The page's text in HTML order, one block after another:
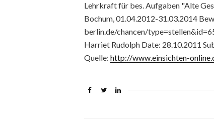
Lehrkraft für bes. Aufgaben "Alte
Bochum, 01.04.2012-31.03.2014
berlin.de/chancen/
Harriet Rudolph Date: 28.10.2011
Quelle: http://www.einsichten-